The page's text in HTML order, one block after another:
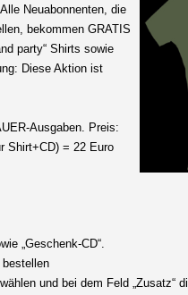
Neuabonnenten, die
bekommen GRATIS
party“ Shirts sowie
Diese Aktion ist
Ausgaben. Preis:
Shirt+CD) = 22 Euro
„Geschenk-CD“.
und bei dem Feld „Zusatz“